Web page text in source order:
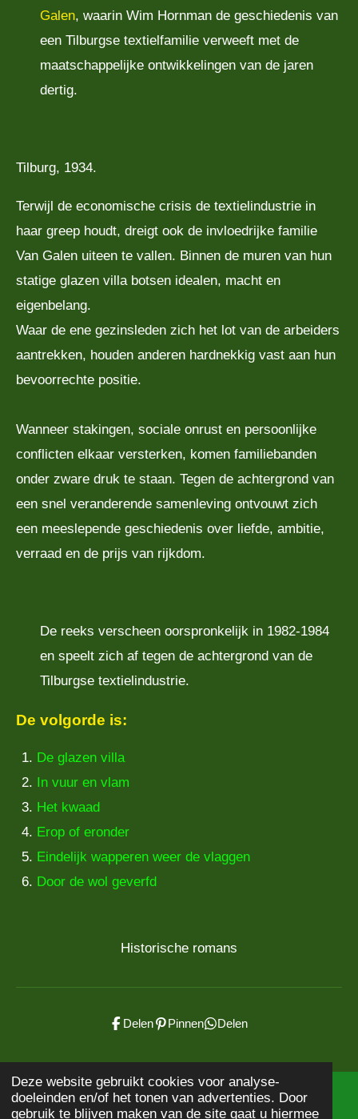
Deze website gebruikt cookies voor analyse-
doeleinden en/of het tonen van advertenties. Door
gebruik te blijven maken van de site gaat u hiermee
Galen, waarin Wim Hornman de geschiedenis van
een Tilburgse textielfamilie verweeft met de
maatschappelijke ontwikkelingen van de jaren
dertig.
Tilburg, 1934.
Terwijl de economische crisis de textielindustrie in
haar greep houdt, dreigt ook de invloedrijke familie
Van Galen uiteen te vallen. Binnen de muren van hun
statige glazen villa botsen idealen, macht en
eigenbelang.
Waar de ene gezinsleden zich het lot van de arbeiders
aantrekken, houden anderen hardnekkig vast aan hun
bevoorrechte positie.
Wanneer stakingen, sociale onrust en persoonlijke
conflicten elkaar versterken, komen familiebanden
onder zware druk te staan. Tegen de achtergrond van
een snel veranderende samenleving ontvouwt zich
een meeslepende geschiedenis over liefde, ambitie,
verraad en de prijs van rijkdom.
De reeks verscheen oorspronkelijk in 1982-1984
en speelt zich af tegen de achtergrond van de
Tilburgse textielindustrie.
De volgorde is:
De glazen villa
In vuur en vlam
Het kwaad
Erop of eronder
Eindelijk wapperen weer de vlaggen
Door de wol geverfd
Historische romans
Delen Pinnen Delen
© 2020 - 2026Boekbeschrijving
Powered byJouwWeb